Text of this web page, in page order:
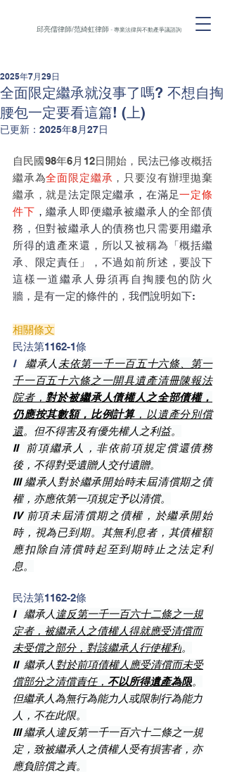
邱亮儒律師/范綺虹律師- 專業法律與不動產爭議諮詢
全面限定繼承就沒事了嗎? 不想自掏
腰包一定要看這篇! (上)
2025年7月29日
已更新： 2025年8月27日
自民國98年6月12日開始， 民法已修改概括
繼承為全面限定繼承 ，只要沒有辦理拋棄
繼承，就是法定限定繼承 ， 在滿足一定條
件下 ，繼承人即便繼承被繼承人的全部債
務，但對被繼承人的債務也只需要用繼承
所得的遺產來還，所以又被稱為「概括繼
承、限定責任」，不過如前所述，要設下
這樣一道繼承人毋須再自掏腰包的防火
牆，是有一定的條件的，我們說明如下:
相關條文
民法第1162-1條
I 繼承人 未依第一千一百五十六條、第一
千一百五十六條之一開具遺產清冊陳報法
院者， 對於被繼承人債權人之全部債權，
仍應按其數額，比例計算 ，以遺產分別償
還。但不得害及有優先權人之利益。
II  前項繼承人，非依前項規定償還債務
後，不得對受遺贈人交付遺贈。
III 繼承人對於繼承開始時未屆清償期之債
權，亦應依第一項規定予以清償。
IV 前項未屆清償期之債權，於繼承開始
時，視為已到期。其無利息者，其債權額
應扣除自清償時起至到期時止之法定利
息。
民法第1162-2條
I   繼承人 違反第一千一百六十二條之一規
定者，被繼承人之債權人得就應受清償而
未受償之部分，對該繼承人行使權利。
II  繼承人 對於前項債權人應受清償而未受
償部分之清償責任， 不以所得遺產為限。
但繼承人為無行為能力人或限制行為能力
人，不在此限。
III 繼承人違反第一千一百六十二條之一規
定，致被繼承人之債權人受有損害者，亦
應負賠償之責。